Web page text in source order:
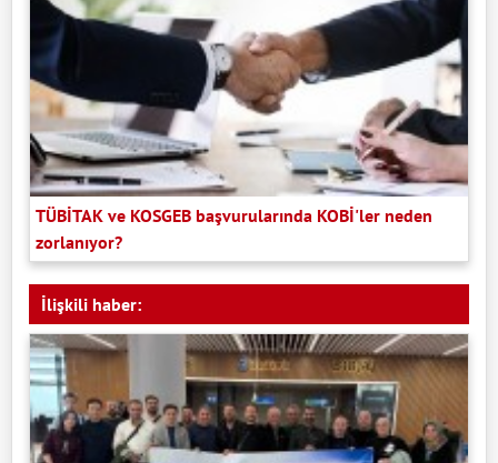
TÜBİTAK ve KOSGEB başvurularında KOBİ'ler neden
zorlanıyor?
İlişkili haber: